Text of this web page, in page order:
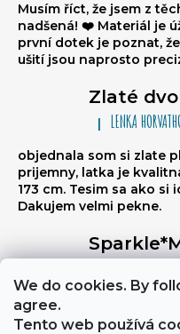
We do cookies. By
agree.
Tento web používá
Musím říct, že jsem z
nadšená! ❤️ Materiál je
první dotek je poznat,
ušití jsou naprosto
Hodnocení
LENKA
objednala som si zlate
prijemny, latka je
173 cm. Tesim sa ako
Dakujem velmi pekne.
Hodnocení
Výborně stahují břicho,